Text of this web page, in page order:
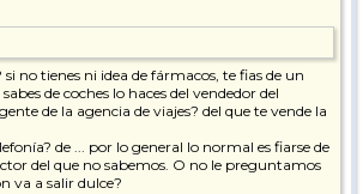
no tienes ni idea de fármacos, te fias de un
de coches lo haces del vendedor del
de la agencia de viajes? del que te vende la
de ... por lo general lo normal es fiarse de
del que no sabemos. O no le preguntamos
va a salir dulce?